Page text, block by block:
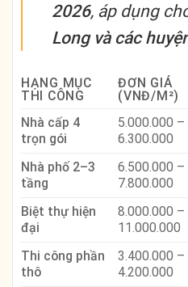
2026, áp dụng
Long và các
HẠNG MỤC
THI CÔNG
ĐƠN GIÁ
(VNĐ/M²)
Nhà cấp 4
trọn gói
5.000.000 –
6.300.000
Nhà phố 2–3
tầng
6.500.000 –
7.800.000
Biệt thự hiện
đại
8.000.000 –
11.000.000
Thi công phần
thô
3.400.000 –
4.200.000